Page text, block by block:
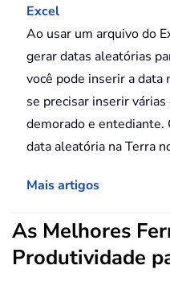
Excel
Ao usar um arquivo do
gerar datas aleatórias
você pode inserir a data
se precisar inserir
demorado e entediante.
data aleatória na Terra
Mais artigos
As Melhores
Produtividade